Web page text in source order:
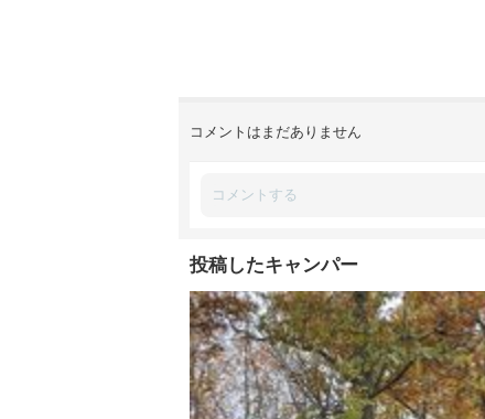
コメントはまだありません
投稿したキャンパー